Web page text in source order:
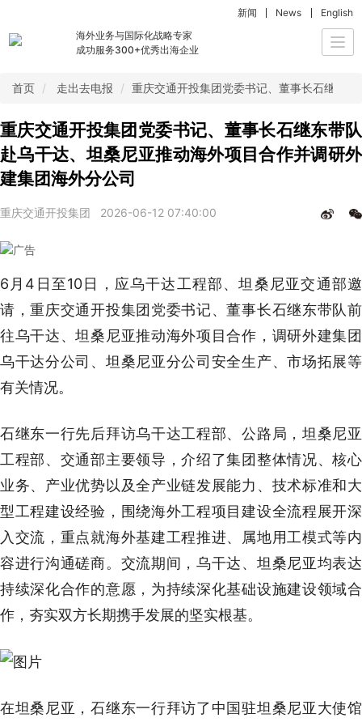
海外业务与国际化战略专家
成功服务300+优秀出海企业
新闻 News English
首页 走出去电报 重庆交通开投集团党委书记、董事长石继东
重庆交通开投集团党委书记、董事长石继东带队
赴乌干达、坦桑尼亚推动海外项目合作并调研外
建集团海外分公司
重庆交通开投集团 2026-06-12 07:40:00
6月4日至10日，应乌干达工程部、坦桑尼亚交通部邀
请，重庆交通开投集团党委书记、董事长石继东带队前
往乌干达、坦桑尼亚推动海外项目合作，调研外建集团
乌干达分公司、坦桑尼亚分公司安全生产、市场拓展等
有关情况。
石继东一行先后拜访乌干达工程部、公路局，坦桑尼亚
工程部、交通部主要领导，介绍了集团整体情况、核心
业务、产业优势以及全产业链发展能力、技术标准和大
型工程建设经验，围绕海外工程项目建设全流程展开深
入交流，重点就海外基建工程推进、属地用工模式等内
容进行沟通磋商。交流期间，乌干达、坦桑尼亚均表达
持续深化合作的意愿，为持续深化基础设施建设领域合
作，夯实双方长期携手发展的坚实根基。
在坦桑尼亚，石继东一行拜访了中国驻坦桑尼亚大使馆